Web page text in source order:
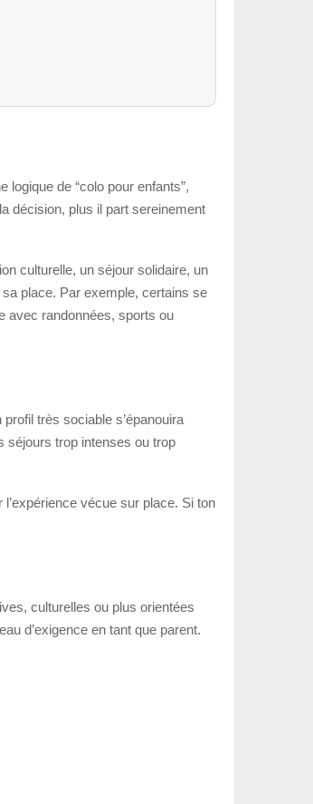
logique de “colo pour enfants”,
décision, plus il part sereinement
culturelle, un séjour solidaire, un
place. Par exemple, certains se
avec randonnées, sports ou
très sociable s’épanouira
séjours trop intenses ou trop
vécue sur place. Si ton
culturelles ou plus orientées
d’exigence en tant que parent.